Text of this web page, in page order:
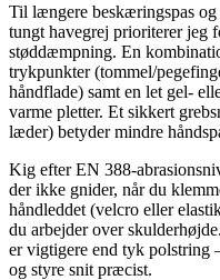
Til længere beskæringspas
tungt havegrej prioriterer jeg
støddæmpning. En
trykpunkter (tommel/
håndflade) samt en let gel-
varme pletter. Et sikkert
læder) betyder mindre
Kig efter EN 388-
der ikke gnider, når du
håndleddet (velcro eller
du arbejder over
er vigtigere end tyk
og styre snit præcist.